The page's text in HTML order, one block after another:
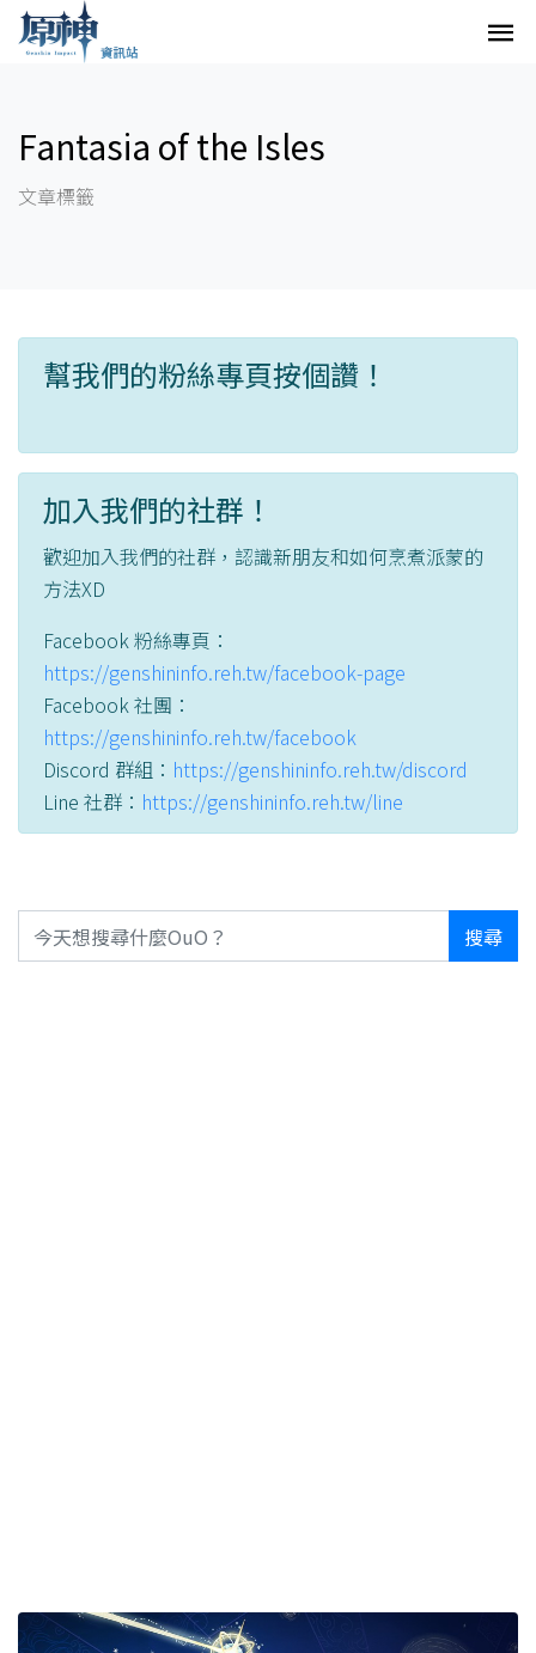
Fantasia of the Isles
文章標籤
幫我們的粉絲專頁按個讚！
加入我們的社群！
歡迎加入我們的社群，認識新朋友和如何烹煮派蒙的
方法XD
Facebook 粉絲專頁：
https://genshininfo.reh.tw/facebook-page
Facebook 社團：
https://genshininfo.reh.tw/facebook
Discord 群組： https://genshininfo.reh.tw/discord
Line 社群： https://genshininfo.reh.tw/line
搜尋